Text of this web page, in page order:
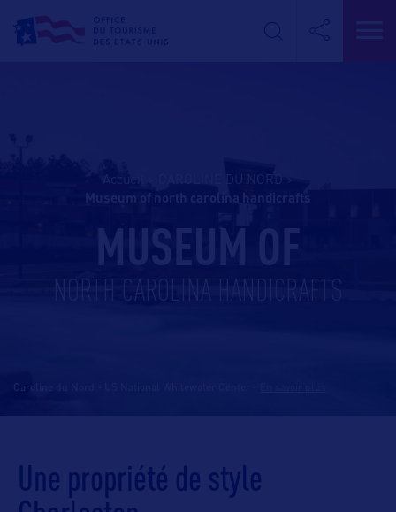
Accueil CAROLINE DU NORD
museum of north carolina handicrafts
MUSEUM OF
NORTH CAROLINA HANDICRAFTS
Caroline du Nord - US National Whitewater Center
Une propriété de style